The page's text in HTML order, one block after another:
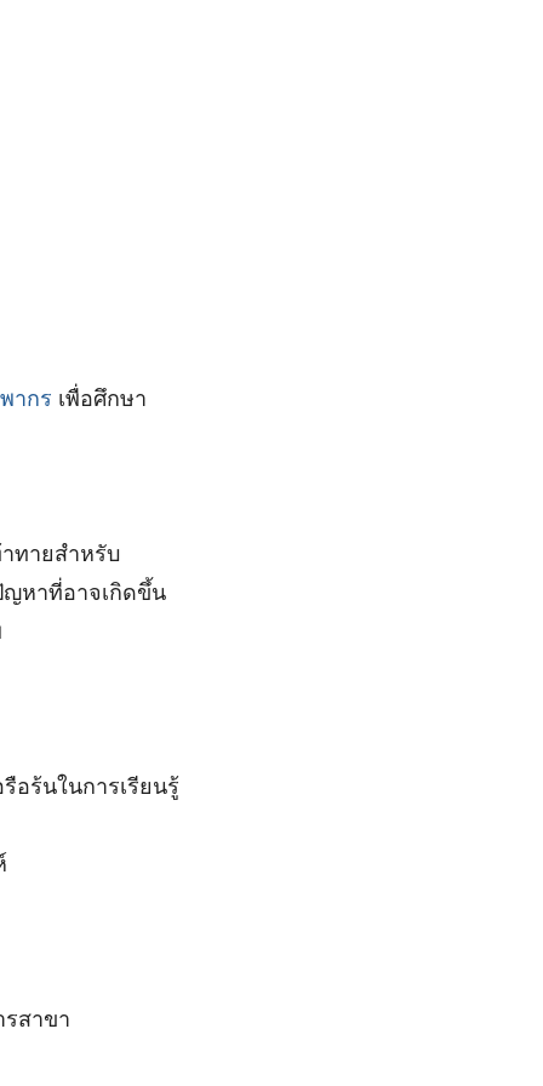
ากร เพื่อศึกษา
ทายสำหรับ
ญหาที่อาจเกิดขึ้น
อร้นในการเรียนรู้
สาขา